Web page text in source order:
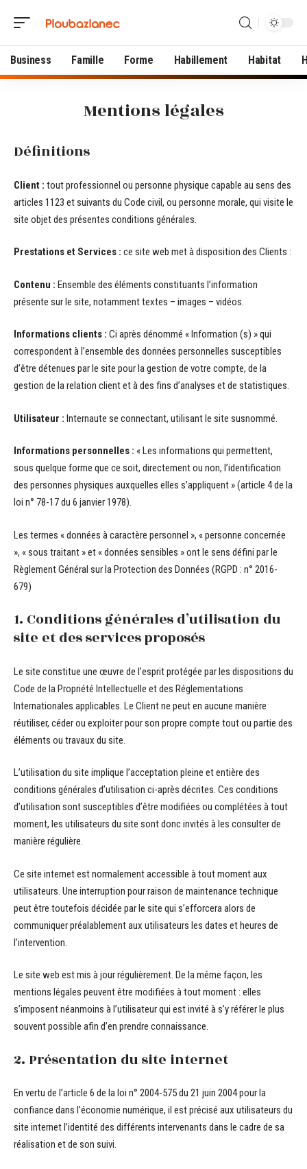
Business Famille Forme Habillement Habitat
Mentions légales
Définitions
Client : tout professionnel ou personne physique capable au sens des
articles 1123 et suivants du Code civil, ou personne morale, qui visite le
site objet des présentes conditions générales.
Prestations et Services : ce site web met à disposition des Clients :
Contenu : Ensemble des éléments constituants l’information
présente sur le site, notamment textes – images – vidéos.
Informations clients : Ci après dénommé « Information (s) » qui
correspondent à l’ensemble des données personnelles susceptibles
d’être détenues par le site pour la gestion de votre compte, de la
gestion de la relation client et à des fins d’analyses et de statistiques.
Utilisateur : Internaute se connectant, utilisant le site susnommé.
Informations personnelles : « Les informations qui permettent,
sous quelque forme que ce soit, directement ou non, l’identification
des personnes physiques auxquelles elles s’appliquent » (article 4 de la
loi n° 78-17 du 6 janvier 1978).
Les termes « données à caractère personnel », « personne concernée
», « sous traitant » et « données sensibles » ont le sens défini par le
Règlement Général sur la Protection des Données (RGPD : n° 2016-
679)
1. Conditions générales d’utilisation du
site et des services proposés
Le site constitue une œuvre de l’esprit protégée par les dispositions du
Code de la Propriété Intellectuelle et des Réglementations
Internationales applicables. Le Client ne peut en aucune manière
réutiliser, céder ou exploiter pour son propre compte tout ou partie des
éléments ou travaux du site.
L’utilisation du site implique l’acceptation pleine et entière des
conditions générales d’utilisation ci-après décrites. Ces conditions
d’utilisation sont susceptibles d’être modifiées ou complétées à tout
moment, les utilisateurs du site sont donc invités à les consulter de
manière régulière.
Ce site internet est normalement accessible à tout moment aux
utilisateurs. Une interruption pour raison de maintenance technique
peut être toutefois décidée par le site qui s’efforcera alors de
communiquer préalablement aux utilisateurs les dates et heures de
l’intervention.
Le site web est mis à jour régulièrement. De la même façon, les
mentions légales peuvent être modifiées à tout moment : elles
s’imposent néanmoins à l’utilisateur qui est invité à s’y référer le plus
souvent possible afin d’en prendre connaissance.
2. Présentation du site internet
En vertu de l’article 6 de la loi n° 2004-575 du 21 juin 2004 pour la
confiance dans l’économie numérique, il est précisé aux utilisateurs du
site internet l’identité des différents intervenants dans le cadre de sa
réalisation et de son suivi.